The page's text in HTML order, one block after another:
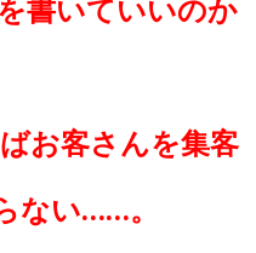
書いていいのか
お客さんを集客
ない……。